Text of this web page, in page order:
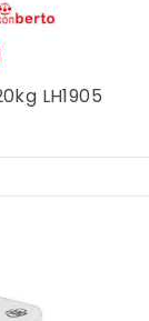
LH1905